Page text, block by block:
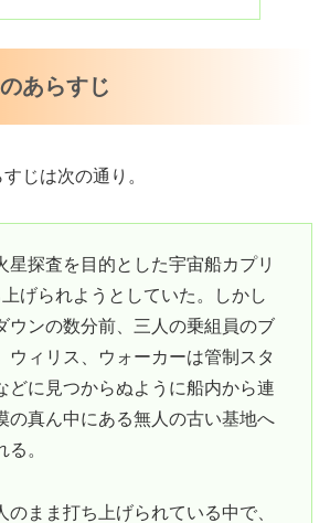
あらすじ
じは次の通り。
星探査を目的とした宇宙船カプリ
げられようとしていた。しかし
ウンの数分前、三人の乗組員のブ
ウィリス、ウォーカーは管制スタ
どに見つからぬように船内から連
の真ん中にある無人の古い基地へ
。
のまま打ち上げられている中で、